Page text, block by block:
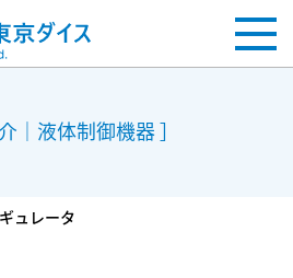
｜液体制御機器 ］
ュレータ